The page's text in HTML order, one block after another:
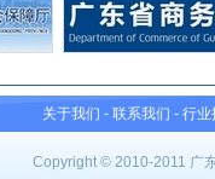
关于我们 - 联系我们 - 行业
Copyright © 2010-2011 广